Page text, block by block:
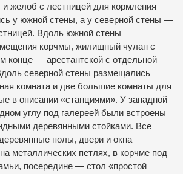
и желоб с лестницей для кормления
у южной стены, а у северной стены —
Вдоль южной стены
корчмы, жилищный чулан с
конце — арестантской с отдельной
северной стены размещались
комната и две большие комнаты для
в описании «станциями». У западной
углу под галереей были встроены
деревянными стойками. Все
полы, двери и окна
металлических петлях, в корчме под
посередине — стол «простой